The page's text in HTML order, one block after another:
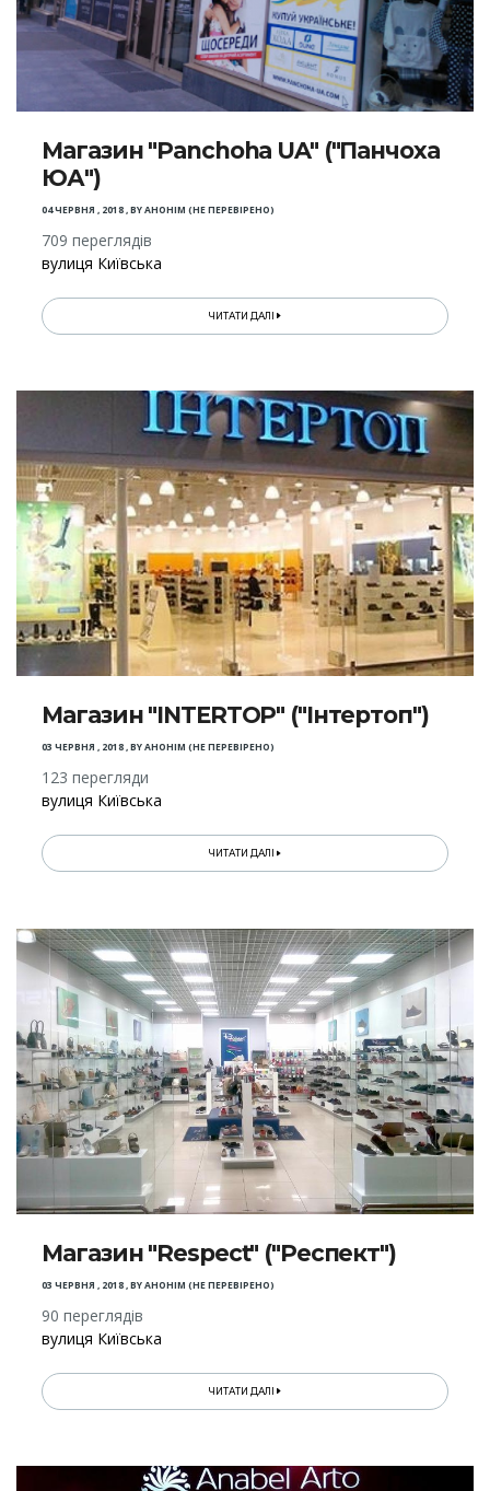
Магазин "Panchoha UA" ("Панчоха
ЮА")
04 ЧЕРВНЯ , 2018,BYАНОНІМ (НЕ ПЕРЕВІРЕНО)
709 переглядів
вулиця Київська
ЧИТАТИ ДАЛІ
Магазин "INTERTOP" ("Інтертоп")
03 ЧЕРВНЯ , 2018,BYАНОНІМ (НЕ ПЕРЕВІРЕНО)
123 перегляди
вулиця Київська
ЧИТАТИ ДАЛІ
Магазин "Respect" ("Респект")
03 ЧЕРВНЯ , 2018,BYАНОНІМ (НЕ ПЕРЕВІРЕНО)
90 переглядів
вулиця Київська
ЧИТАТИ ДАЛІ